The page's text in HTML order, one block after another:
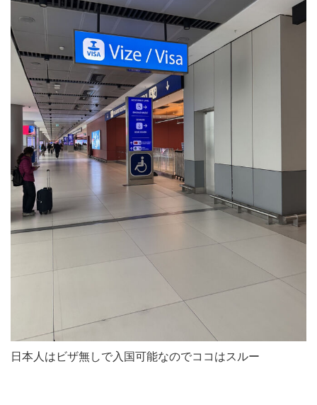
日本人はビザ無しで入国可能なのでココはスルー